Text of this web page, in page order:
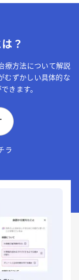
？
療方法について解説
むずかしい具体的な
きます。
ラ